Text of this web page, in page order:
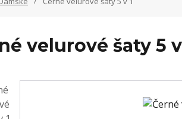
velurové šaty 5 v